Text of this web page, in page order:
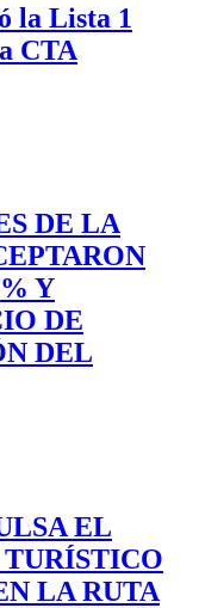
la Lista 1
CTA
DE LA
Y
DE
DEL
EL
LA RUTA